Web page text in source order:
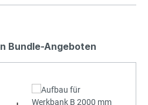
Bundle-Angeboten